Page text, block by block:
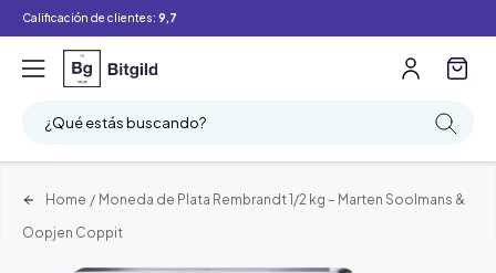
Calificación de clientes: 9,7
¿Qué estás buscando?
Home / Moneda de Plata Rembrandt 1/2 kg – Marten Soolmans &
Oopjen Coppit